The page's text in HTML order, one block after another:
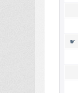
☛